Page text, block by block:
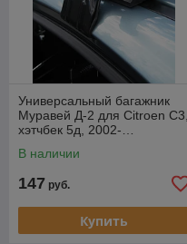
Универсальный багажник
Муравей Д-2 для Citroen С3,
хэтчбек 5д, 2002-…
В наличии
147 руб.
Купить